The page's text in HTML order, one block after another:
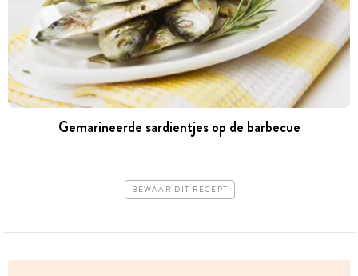
Gemarineerde sardientjes op de barbecue
BEWAAR DIT RECEPT